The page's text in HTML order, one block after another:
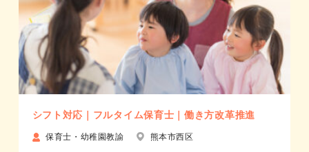
シフト対応｜フルタイム保育士｜働き方改革推進
保育士・幼稚園教諭 熊本市西区